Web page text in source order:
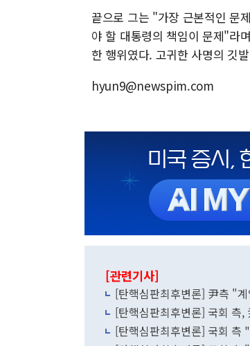
끝으로 그는 "가장 근본적인 문
야 할 대통령의 책임이 문제"라
한 행위였다. 고귀한 사명의 깃
hyun9@newspim.com
[관련기사]
[탄핵심판최후변론] 尹측 "
[탄핵심판최후변론] 국회
[탄핵심판최후변론] 국회 측